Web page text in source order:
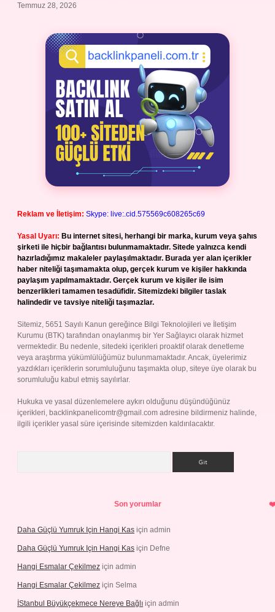
Temmuz 28, 2026
Reklam ve İletişim: Skype: live:.cid.575569c608265c69
Yasal Uyarı: Bu internet sitesi, herhangi bir marka, kurum veya şahıs
şirketi ile hiçbir bağlantısı bulunmamaktadır. Sitede yalnızca kendi
hazırladığımız makaleler paylaşılmaktadır. Burada yer alan içerikler
haber niteliği taşımamakta olup, gerçek kurum ve kişiler hakkında
paylaşım yapılmamaktadır. Gerçek kurum ve kişiler ile isim
benzerlikleri tamamen tesadüfidir. Sitemizdeki bilgiler taslak
halindedir ve tavsiye niteliği taşımazlar.
Sitemiz, 5651 Sayılı Kanun gereğince Bilgi Teknolojileri ve İletişim
Kurumu (BTK) tarafından onaylanmış bir Yer Sağlayıcı olarak hizmet
vermektedir. Bu nedenle, sitedeki içerikleri proaktif olarak denetleme
veya araştırma yükümlülüğümüz bulunmamaktadır. Ancak, üyelerimiz
yazdıkları içeriklerin sorumluluğunu taşımakta olup, siteye üye olarak bu
sorumluluğu kabul etmiş sayılırlar.
Hukuka ve yasal düzenlemelere aykırı olduğunu düşündüğünüz
içerikleri, backlinkpanelicomtr@gmail.com adresine bildirmeniz halinde,
ilgili içerikler yasal süre içerisinde sitemizden kaldırılacaktır.
Son yorumlar
Daha Güçlü Yumruk Için Hangi Kas için admin
Daha Güçlü Yumruk Için Hangi Kas için Defne
Hangi Esmalar Çekilmez için admin
Hangi Esmalar Çekilmez için Selma
İStanbul Büyükçekmece Nereye Bağlı için admin